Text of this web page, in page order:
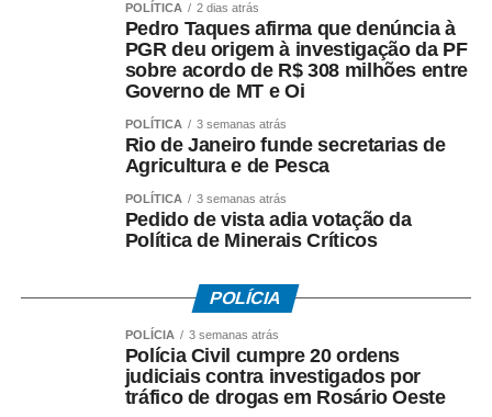
criminal apresentada por seu escritório;
– *O acordo com a Oi foi ilegal*, em sua avaliação;
– *Houve falhas nos critérios* utilizados para definir os
valores envolvidos;
– *O fluxo dos recursos públicos precisa ser esclarecido*
pelas autoridades responsáveis.
O ex-governador destacou ainda que as medidas
cautelares da Operação Heritage foram autorizadas pelo
Supremo Tribunal Federal após manifestação da
*O que investiga a Polícia Federal*
A Operação Heritage apura se houve irregularidades na
negociação envolvendo recursos públicos destinados ao
acordo com a Oi.
POLÍTICA 2 dias atrás
Pedro Taques afirma que denúncia à
PGR deu origem à investigação da PF
sobre acordo de R$ 308 milhões entre
Governo de MT e Oi
POLÍTICA 3 semanas atrás
Rio de Janeiro funde secretarias de
Agricultura e de Pesca
POLÍTICA 3 semanas atrás
Pedido de vista adia votação da
Política de Minerais Críticos
POLÍCIA
POLÍCIA 3 semanas atrás
Polícia Civil cumpre 20 ordens
judiciais contra investigados por
tráfico de drogas em Rosário Oeste